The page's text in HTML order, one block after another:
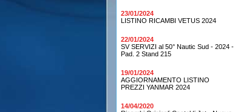
23/01/2024
LISTINO RICAMBI VETUS 2024
22/01/2024
SV SERVIZI al 50° Nautic Sud - 2024 -
Pad. 2 Stand 215
19/01/2024
AGGIORNAMENTO LISTINO
PREZZI YANMAR 2024
14/04/2020